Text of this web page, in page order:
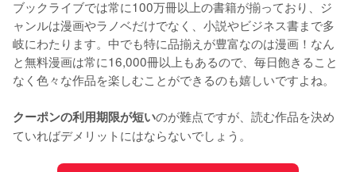
ブックライブでは常に100万冊以上の書籍が揃っており、ジ
ャンルは漫画やラノベだけでなく、小説やビジネス書まで多
岐にわたります。中でも特に品揃えが豊富なのは漫画！なん
と無料漫画は常に16,000冊以上もあるので、毎日飽きること
なく色々な作品を楽しむことができるのも嬉しいですよね。
クーポンの利用期限が短いのが難点ですが、読む作品を決め
ていればデメリットにはならないでしょう。